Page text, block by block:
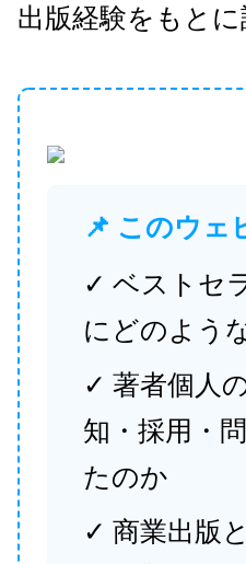
出版経験をもと
📌 このウェ
✓ ベストセ
にどのよう
✓ 著者個人
知・採用・
たのか
✓ 商業出版